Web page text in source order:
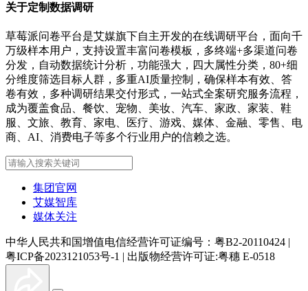
关于定制数据调研
草莓派问卷平台是艾媒旗下自主开发的在线调研平台，面向千
万级样本用户，支持设置丰富问卷模板，多终端+多渠道问卷
分发，自动数据统计分析，功能强大，四大属性分类，80+细
分维度筛选目标人群，多重AI质量控制，确保样本有效、答
卷有效，多种调研结果交付形式，一站式全案研究服务流程，
成为覆盖食品、餐饮、宠物、美妆、汽车、家政、家装、鞋
服、文旅、教育、家电、医疗、游戏、媒体、金融、零售、电
商、AI、消费电子等多个行业用户的信赖之选。
集团官网
艾媒智库
媒体关注
中华人民共和国增值电信经营许可证编号：粤B2-20110424 |
粤ICP备2023121053号-1 | 出版物经营许可证:粤穗 E-0518